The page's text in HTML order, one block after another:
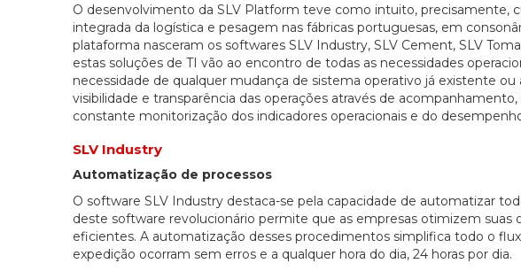
O desenvolvimento da SLV Platform teve como intuito, precisamente,
integrada da logística e pesagem nas fábricas portuguesas, em
plataforma nasceram os softwares SLV Industry, SLV Cement, SLV
estas soluções de TI vão ao encontro de todas as necessidades
necessidade de qualquer mudança de sistema operativo já existente
visibilidade e transparência das operações através de
constante monitorização dos indicadores operacionais e do
SLV Industry
Automatização de processos
O software SLV Industry destaca-se pela capacidade de automatizar
deste software revolucionário permite que as empresas otimizem suas
eficientes. A automatização desses procedimentos simplifica todo o
expedição ocorram sem erros e a qualquer hora do dia, 24 horas por dia.